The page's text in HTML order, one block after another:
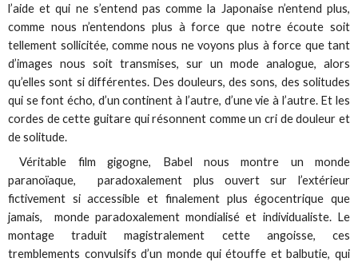
l’aide et qui ne s’entend pas comme la Japonaise n’entend plus,
comme nous n’entendons plus à force que notre écoute soit
tellement sollicitée, comme nous ne voyons plus à force que tant
d’images nous soit transmises, sur un mode analogue, alors
qu’elles sont si différentes. Des douleurs, des sons, des solitudes
qui se font écho, d’un continent à l’autre, d’une vie à l’autre. Et les
cordes de cette guitare qui résonnent comme un cri de douleur et
de solitude.
Véritable film gigogne, Babel nous montre un monde
paranoïaque, paradoxalement plus ouvert sur l’extérieur
fictivement si accessible et finalement plus égocentrique que
jamais, monde paradoxalement mondialisé et individualiste. Le
montage traduit magistralement cette angoisse, ces
tremblements convulsifs d’un monde qui étouffe et balbutie, qui